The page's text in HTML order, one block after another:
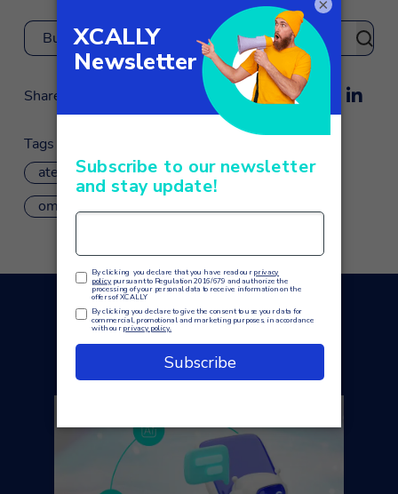
Buscar
Share
Tags
atención al cliente
atención al cliente
omnicanal
También te puede interesar
×